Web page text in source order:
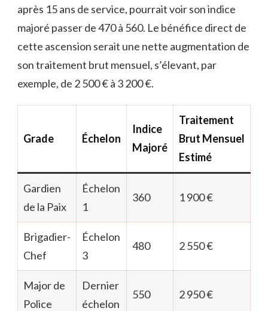
après 15 ans de service, pourrait voir son indice
majoré passer de 470 à 560. Le bénéfice direct de
cette ascension serait une nette augmentation de
son traitement brut mensuel, s’élevant, par
exemple, de 2 500 € à 3 200 €.
Grade Échelon
Indice
Majoré
Traitement
Brut Mensuel
Estimé
Gardien
de la Paix
Échelon
1
360 1 900 €
Brigadier-
Chef
Échelon
3
480 2 550 €
Major de
Police
Dernier
échelon
550 2 950 €